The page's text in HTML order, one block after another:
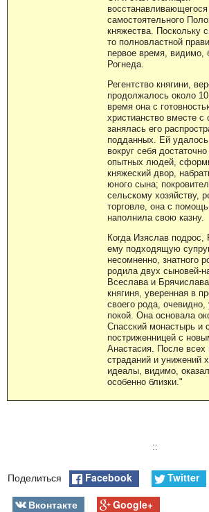
восстанавливающегося
самостоятельного
княжества. Поскольку
то полновластной
первое время, видимо,
Рогнеда.
Регентство княгини,
продолжалось около
время она с
христианство вместе с
занялась его
подданных. Ей удалось
вокруг себя
опытных людей,
княжеский двор,
юного сына;
сельскому хозяйству,
торговле, она с
наполнила свою казну.
Когда Изяслав подрос,
ему подходящую
несомненно, знатного
родила двух сыновей-
Всеслава и
княгиня, уверенная в
своего рода,
покой. Она основала
Спасский монастырь и
постриженницей с
Анастасия. После всех
страданий и унижений
идеалы, видимо,
особенно близки."
::
Поделиться Facebook Twitter
Вконтакте
Google+